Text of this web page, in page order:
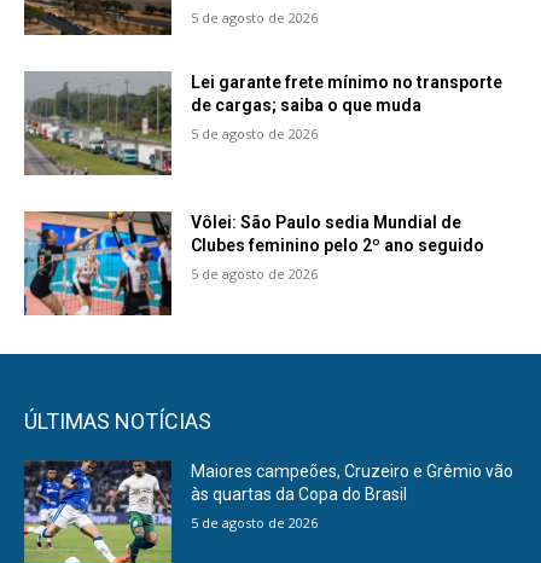
5 de agosto de 2026
Lei garante frete mínimo no transporte
de cargas; saiba o que muda
5 de agosto de 2026
Vôlei: São Paulo sedia Mundial de
Clubes feminino pelo 2º ano seguido
5 de agosto de 2026
ÚLTIMAS NOTÍCIAS
Maiores campeões, Cruzeiro e Grêmio vão
às quartas da Copa do Brasil
5 de agosto de 2026